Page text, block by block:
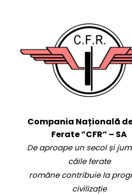
Compania Națională
Ferate ”CFR” – SA
De aproape un secol și
căile ferate
române contribuie la
civilizație